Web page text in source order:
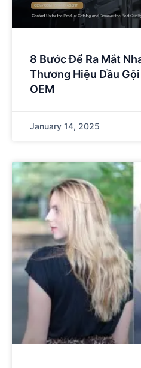
8 Bước Để Ra Mắt
Thương Hiệu Dầu
OEM
January 14, 2025